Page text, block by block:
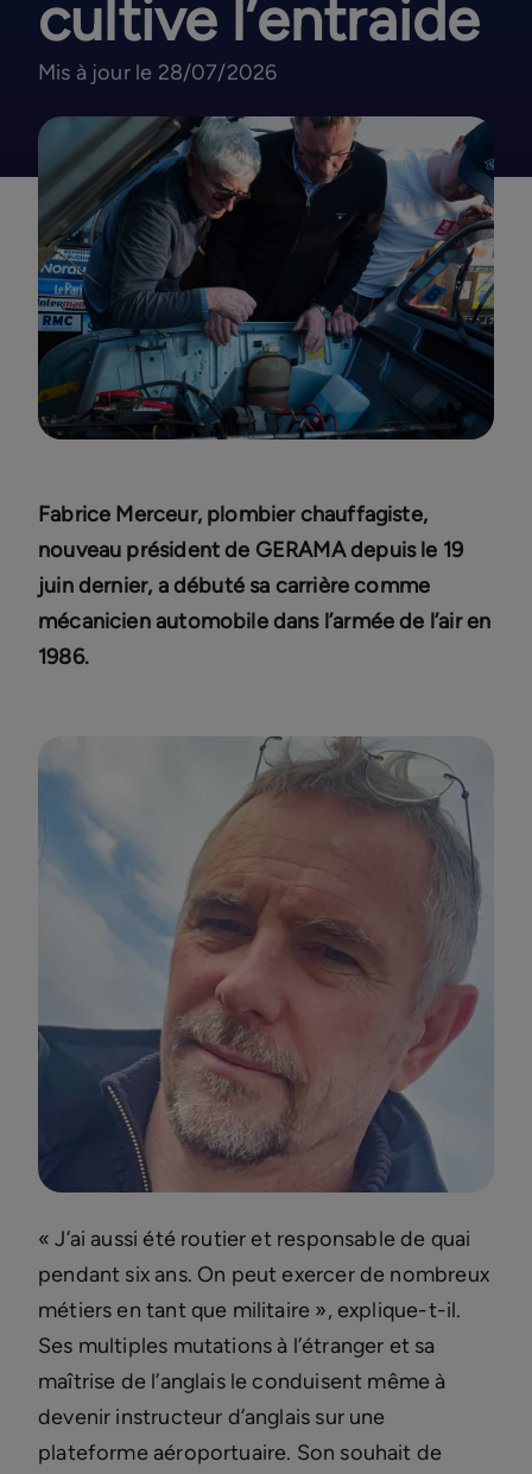
cultive l’entraide
Mis à jour le 28/07/2026
Fabrice Merceur, plombier chauffagiste,
nouveau président de GERAMA depuis le 19
juin dernier, a débuté sa carrière comme
mécanicien automobile dans l’armée de l’air en
1986.
« J’ai aussi été routier et responsable de quai
pendant six ans. On peut exercer de nombreux
métiers en tant que militaire », explique-t-il.
Ses multiples mutations à l’étranger et sa
maîtrise de l’anglais le conduisent même à
devenir instructeur d’anglais sur une
plateforme aéroportuaire. Son souhait de